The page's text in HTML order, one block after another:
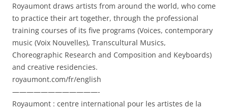
Royaumont draws artists from around the world, who come
to practice their art together, through the professional
training courses of its five programs (Voices, contemporary
music (Voix Nouvelles), Transcultural Musics,
Choreographic Research and Composition and Keyboards)
and creative residencies.
royaumont.com/fr/english
————————————-
Royaumont : centre international pour les artistes de la